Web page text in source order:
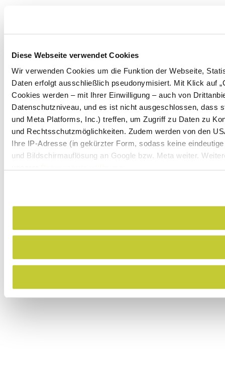
Diese Webseite verwendet Cookies
Wir verwenden Cookies um die Funktion der Webseite,
Daten erfolgt ausschließlich pseudonymisiert. Mit Klick auf
Cookies werden – mit Ihrer Einwilligung – auch von
Datenschutzniveau, und es ist nicht ausgeschlossen, dass
und Meta Platforms, Inc.) treffen, um Zugriff zu Daten zu
und Rechtsschutzmöglichkeiten. Zudem werden von den
Ihre IP-Adresse (in gekürzter Form, sodass keine
und Bildschirmauflösung an Google bzw. Meta weiter.